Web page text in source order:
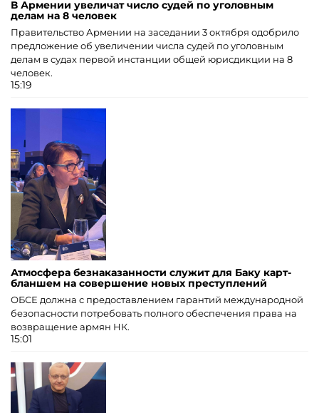
В Армении увеличат число судей по уголовным
делам на 8 человек
Правительство Армении на заседании 3 октября одобрило
предложение об увеличении числа судей по уголовным
делам в судах первой инстанции общей юрисдикции на 8
человек.
15:19
Атмосфера безнаказанности служит для Баку карт-
бланшем на совершение новых преступлений
ОБСЕ должна с предоставлением гарантий международной
безопасности потребовать полного обеспечения права на
возвращение армян НК.
15:01